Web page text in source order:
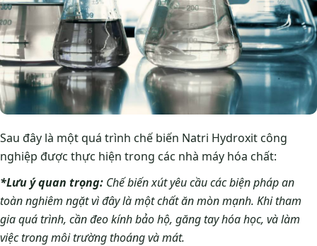
Sau đây là một quá trình chế biến Natri Hydroxit công
nghiệp được thực hiện trong các nhà máy hóa chất:
*Lưu ý quan trọng: Chế biến xút yêu cầu các biện pháp an
toàn nghiêm ngặt vì đây là một chất ăn mòn mạnh. Khi tham
gia quá trình, cần đeo kính bảo hộ, găng tay hóa học, và làm
việc trong môi trường thoáng và mát.